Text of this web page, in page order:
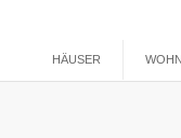
HÄUSER